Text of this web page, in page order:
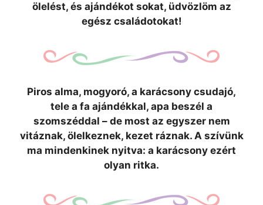
ölelést, és ajándékot sokat, üdvözlöm az
egész családotokat!
Piros alma, mogyoró, a karácsony csudajó,
tele a fa ajándékkal, apa beszél a
szomszéddal – de most az egyszer nem
vitáznak, ölelkeznek, kezet ráznak. A szívünk
ma mindenkinek nyitva: a karácsony ezért
olyan ritka.